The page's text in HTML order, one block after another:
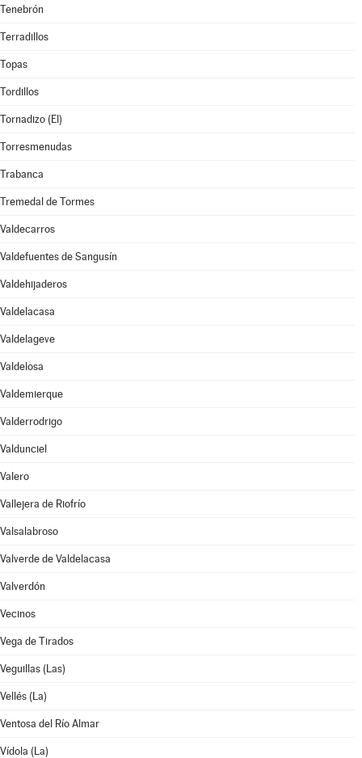
Tenebrón
Terradillos
Topas
Tordillos
Tornadizo (El)
Torresmenudas
Trabanca
Tremedal de Tormes
Valdecarros
Valdefuentes de Sangusín
Valdehijaderos
Valdelacasa
Valdelageve
Valdelosa
Valdemierque
Valderrodrigo
Valdunciel
Valero
Vallejera de Riofrío
Valsalabroso
Valverde de Valdelacasa
Valverdón
Vecinos
Vega de Tirados
Veguillas (Las)
Vellés (La)
Ventosa del Río Almar
Vídola (La)